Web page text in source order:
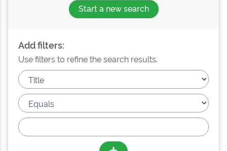
Start a new search
Add filters:
Use filters to refine the search results.